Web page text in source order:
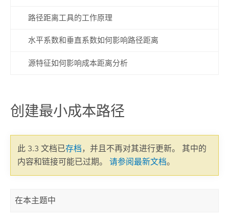
路径距离工具的工作原理
水平系数和垂直系数如何影响路径距离
源特征如何影响成本距离分析
创建最小成本路径
此 3.3 文档已存档，并且不再对其进行更新。 其中的
内容和链接可能已过期。 请参阅最新文档。
在本主题中